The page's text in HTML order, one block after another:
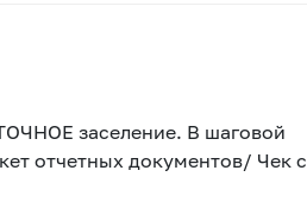
заселение. В шаговой
отчетных документов/ Чек с